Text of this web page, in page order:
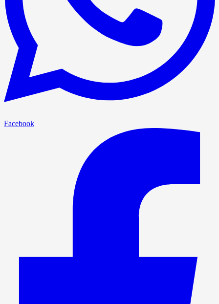
Facebook